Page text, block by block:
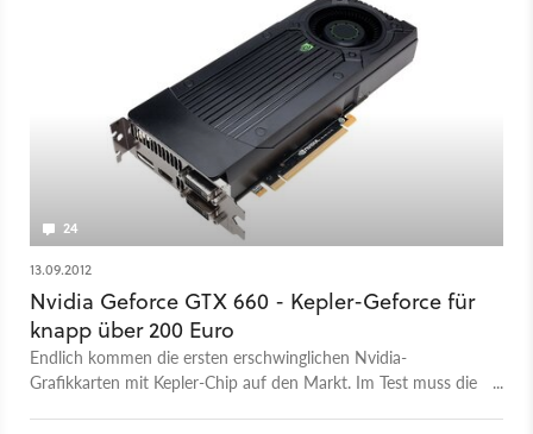
24
13.09.2012
Nvidia Geforce GTX 660 - Kepler-Geforce für
knapp über 200 Euro
Endlich kommen die ersten erschwinglichen Nvidia-
Grafikkarten mit Kepler-Chip auf den Markt. Im Test muss die